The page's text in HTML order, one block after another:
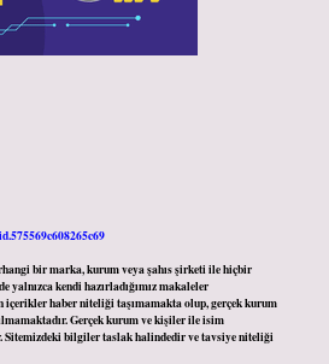
bir marka, kurum veya şahıs şirketi ile hiçbir
yalnızca kendi hazırladığımız makaleler
içerikler haber niteliği taşımamakta olup, gerçek kurum
Gerçek kurum ve kişiler ile isim
Sitemizdeki bilgiler taslak halindedir ve tavsiye niteliği